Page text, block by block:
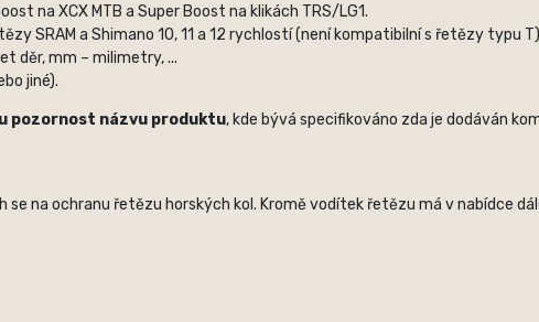
na XCX MTB a Super Boost na klikách TRS/LG1.
SRAM a Shimano 10, 11 a 12 rychlostí (není kompatibilní s řetězy typu
děr, mm – milimetry, ...
jiné).
pozornost názvu produktu, kde bývá specifikováno zda je dodáván
na ochranu řetězu horských kol. Kromě vodítek řetězu má v nabídce